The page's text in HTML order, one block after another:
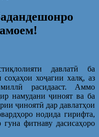
давлатӣ ба
соҳаҳои хоҷагии халқ, аз
расидааст. Аммо
намудани ҷиноят ва ба
ҷиноятӣ дар давлатҳои
нодида гирифта,
фитнаву дасисаҳоро